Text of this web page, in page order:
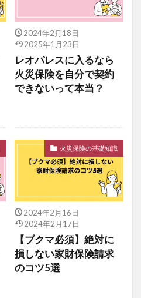
2024年2月18日
2025年1月23日
レオパレスに入るなら
火災保険を自分で契約
できないって本当？
火災保険の基礎知識
2024年2月16日
2024年2月17日
【ブクマ必須】絶対に
損しない家財保険請求
のコツ5選